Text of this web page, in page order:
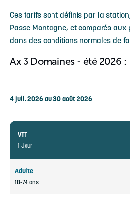
Ces tarifs sont définis par la
Passe Montagne, et comparés
dans des conditions normales de
Ax 3 Domaines - été 2026 :
4 juil. 2026 au 30 août 2026
VTT
1 Jour
Adulte
18-74 ans